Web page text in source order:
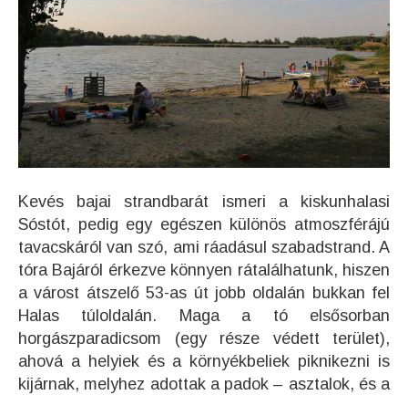
Kevés bajai strandbarát ismeri a kiskunhalasi
Sóstót, pedig egy egészen különös atmoszférájú
tavacskáról van szó, ami ráadásul szabadstrand. A
tóra Bajáról érkezve könnyen rátalálhatunk, hiszen
a várost átszelő 53-as út jobb oldalán bukkan fel
Halas túloldalán. Maga a tó elsősorban
horgászparadicsom (egy része védett terület),
ahová a helyiek és a környékbeliek piknikezni is
kijárnak, melyhez adottak a padok – asztalok, és a